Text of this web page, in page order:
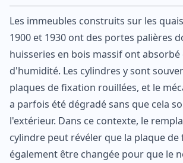
Les immeubles construits sur les
1900 et 1930 ont des portes palières
huisseries en bois massif ont absorbé
d'humidité. Les cylindres y sont
plaques de fixation rouillées, et le
a parfois été dégradé sans que cela
l'extérieur. Dans ce contexte, le
cylindre peut révéler que la plaque
également être changée pour que le